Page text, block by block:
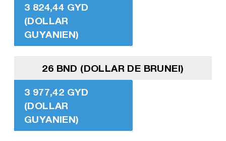
3 824,44 GYD
(DOLLAR
GUYANIEN)
26 BND (DOLLAR DE BRUNEI)
3 977,42 GYD
(DOLLAR
GUYANIEN)